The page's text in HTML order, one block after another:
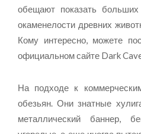
обещают показать
окаменелости древних
Кому интересно, можете
официальном сайте Dark
На подходе к
обезьян. Они знатные
металлический баннер,